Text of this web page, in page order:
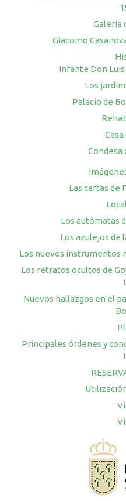
Galería
Giacomo
Infante Don
Los
Palacio de
Condesa
Las cartas de
Los autómatas
Los azulejos de
Los nuevos instrumentos
Los retratos ocultos de
Nuevos hallazgos en el
Principales órdenes y